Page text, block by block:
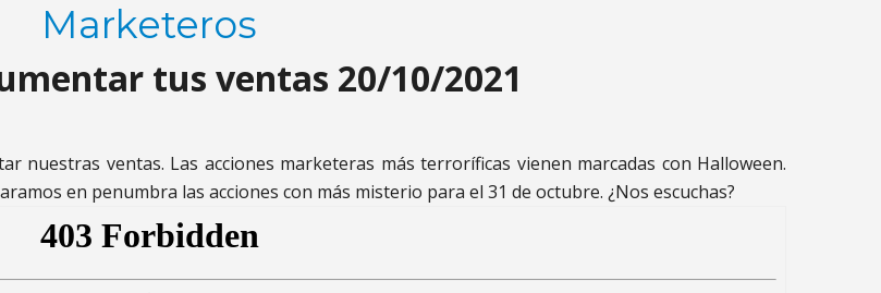
Marketeros
tus ventas 20/10/2021
nuestras ventas. Las acciones marketeras más terroríficas vienen marcadas con Halloween.
en penumbra las acciones con más misterio para el 31 de octubre. ¿Nos escuchas?